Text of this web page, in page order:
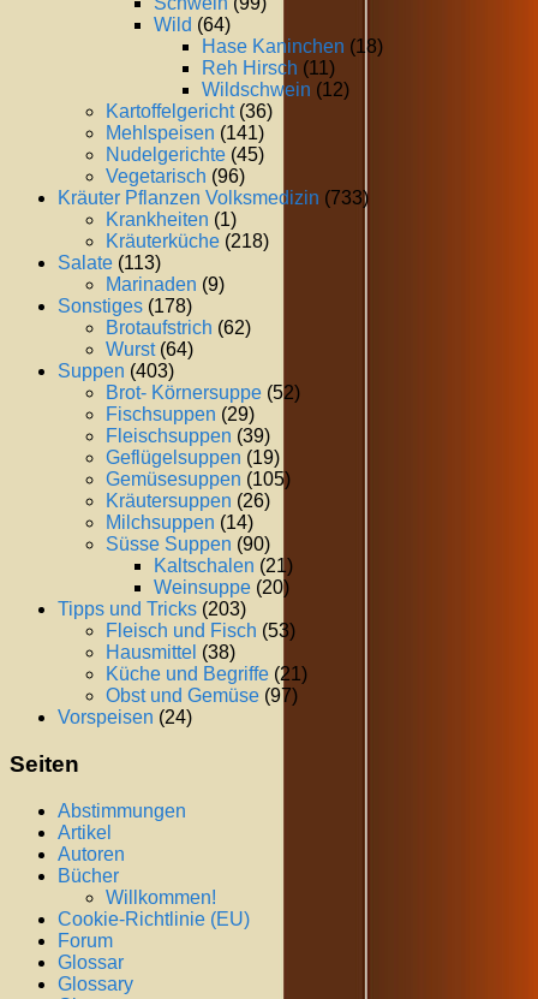
Wild (64)
Hase Kaninchen (18)
Reh Hirsch (11)
Wildschwein (12)
Kartoffelgericht(36)
Mehlspeisen (141)
Nudelgerichte (45)
Vegetarisch (96)
Kräuter Pflanzen Volksmedizin (733)
Krankheiten (1)
Kräuterküche (218)
Salate (113)
Marinaden (9)
Sonstiges (178)
Brotaufstrich (62)
Wurst(64)
Suppen (403)
Brot- Körnersuppe (52)
Fischsuppen (29)
Fleischsuppen (39)
Geflügelsuppen (19)
Gemüsesuppen (105)
Kräutersuppen (26)
Milchsuppen (14)
Süsse Suppen (90)
Kaltschalen (21)
Weinsuppe (20)
Tipps und Tricks (203)
Fleisch und Fisch (53)
Hausmittel (38)
Küche und Begriffe (21)
Obst und Gemüse (97)
Vorspeisen (24)
Seiten
Abstimmungen
Artikel
Autoren
Bücher
Willkommen!
Cookie-Richtlinie (EU)
Forum
Glossar
Glossary